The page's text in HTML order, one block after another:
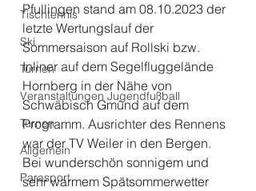
Tischtennis
Ski
Turnen
Veranstaltungen Jugendfußball
Turnen
Allgemein
Parasport
Pfullingen stand am 08.10.2023 der
letzte Wertungslauf der
Sommersaison auf Rollski bzw.
Inliner auf dem Segelfluggelände
Hornberg in der Nähe von
Schwäbisch Gmünd auf dem
Programm. Ausrichter des Rennens
war der TV Weiler in den Bergen.
Bei wunderschön sonnigem und
sehr warmem Spätsommerwetter